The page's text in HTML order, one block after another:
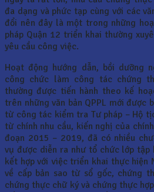
đa dạng và phức tạp cùng với các
đổi nên đây là một trong những
pháp Quận 12 triển khai thường
yêu cầu công việc.
Hoạt động hướng dẫn, bồi dưỡng
công chức làm công tác chứng
thường được tiến hành theo kế
trên những văn bản QPPL mới được
từ công tác kiểm tra Tư pháp – Hộ
từ chính nhu cầu, kiến nghị của
đoạn 2015 – 2019, đã có nhiều
vụ được diễn ra như tổ chức lớp tập
kết hợp với việc triển khai thực
về cấp bản sao từ sổ gốc, chứng
chứng thực chữ ký và chứng thực